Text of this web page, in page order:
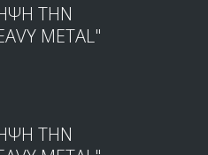
ΤΗΝ
METAL"
ΤΗΝ